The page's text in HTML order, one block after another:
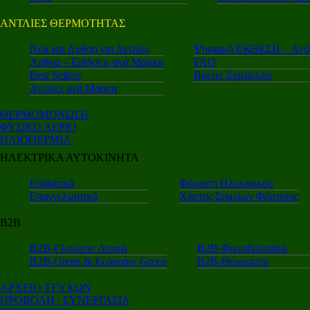
ΑΝΤΛΙΕΣ ΘΕΡΜΟΤΗΤΑΣ
Nέα και Αρθρα για Αντλίες
Αρθρα – Ειδήσεις ανά Μάρκα
Best Sellers
Αντλίες ανά Μάρκα
Ψηφιακή ΕΚΘΕΣΗ –
FAQ
Βρείτε Σύμβουλο
ΘΕΡΜΟΜΟΝΩΣΗ
ΦΥΣΙΚΟ ΑΕΡΙΟ
ΗΛΙΟΘΕΡΜΙΑ
ΗΛΕΚΤΡΙΚΑ ΑΥΤΟΚΙΝΗΤΑ
Επιβατικά
Επαγγελματικά
Φόρτιση Ηλεκτρικού
Χάρτης Σημείων Φόρτισης
Β2Β
Β2Β-Γλιτώστε Λεφτά
Β2Β-Green & Economy Green
Β2Β-Φωτοβολταϊκά
Β2Β-Θέρμανση
ΑΡΧΕΙΟ ΤΕΥΧΩΝ
ΠΡΟΒΟΛΗ / ΣΥΝΕΡΓΑΣΙΑ